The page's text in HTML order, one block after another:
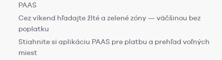
PAAS
Cez víkend hľadajte žlté a zelené zóny — väčšinou bez
poplatku
Stiahnite si aplikáciu PAAS pre platbu a prehľad voľných
miest